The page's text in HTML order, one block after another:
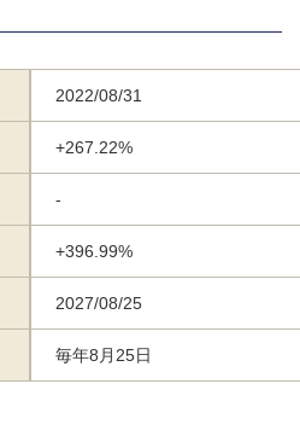
2022/08/31
+267.22%
-
+396.99%
2027/08/25
毎年8月25日